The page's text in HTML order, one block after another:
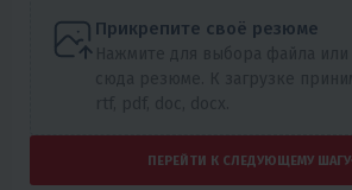
Прикрепите своё резюме
ПЕРЕЙТИ К СЛЕДУЮЩЕМУ ШАГУ